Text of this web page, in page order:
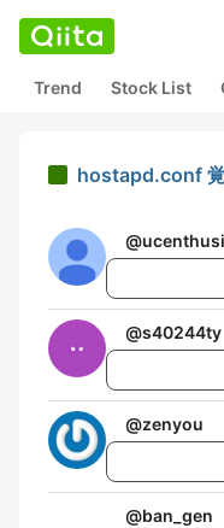
Trend Stock List
hostapd.conf
@
@s40244ty
@zenyou
@ban_gen